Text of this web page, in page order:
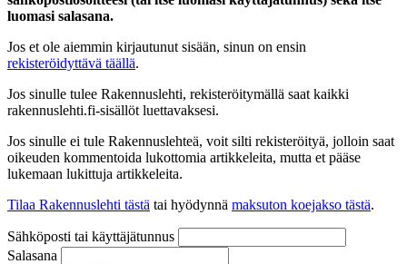
luomasi salasana.
Jos et ole aiemmin kirjautunut sisään, sinun on ensin
rekisteröidyttävä täällä.
Jos sinulle tulee Rakennuslehti, rekisteröitymällä saat kaikki
rakennuslehti.fi-sisällöt luettavaksesi.
Jos sinulle ei tule Rakennuslehteä, voit silti rekisteröityä, jolloin saat
oikeuden kommentoida lukottomia artikkeleita, mutta et pääse
lukemaan lukittuja artikkeleita.
Tilaa Rakennuslehti tästä tai hyödynnä maksuton koejakso tästä.
Sähköposti tai käyttäjätunnus
Salasana